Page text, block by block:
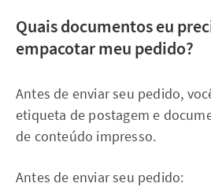
Quais documentos eu
empacotar meu pedido?
Antes de enviar seu pedido,
etiqueta de postagem e
de conteúdo impresso.
Antes de enviar seu pedido: